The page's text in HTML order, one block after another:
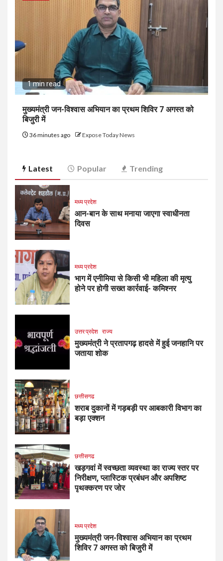
1 min read
मुख्यमंत्री जन-विश्वास अभियान का प्रथम शिविर 7 अगस्त को
बिजुरी में
36 minutes ago Expose Today News
Latest Popular Trending
मध्य प्रदेश
आन-बान के साथ मनाया जाएगा स्वाधीनता
दिवस
मध्य प्रदेश
भाग में एनीमिया से किसी भी महिला की मृत्यु
होने पर होगी सख्त कार्रवाई- कमिश्नर
उत्तर प्रदेश राज्य
मुख्यमंत्री ने प्रतापगढ़ हादसे में हुई जनहानि पर
जताया शोक
छत्तीसगढ
शराब दुकानों में गड़बड़ी पर आबकारी विभाग का
बड़ा एक्शन
छत्तीसगढ
खड़गवां में स्वच्छता व्यवस्था का राज्य स्तर पर
निरीक्षण, प्लास्टिक प्रबंधन और अपशिष्ट
पृथक्करण पर जोर
मध्य प्रदेश
मुख्यमंत्री जन-विश्वास अभियान का प्रथम
शिविर 7 अगस्त को बिजुरी में